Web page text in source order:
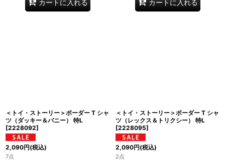
カートに入れる カートに入れる
＜トイ・ストーリー＞ボーダー T シャ
ツ（ダッキー＆バニー） 特L
[2228092]
2,090円(税込)
7点
＜トイ・ストーリー＞ボーダー T シャ
ツ（レックス＆トリクシー） 特L
[2228095]
2,090円(税込)
2点